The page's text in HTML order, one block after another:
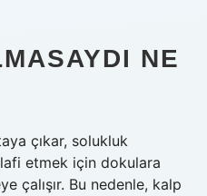
NE
çıkar, solukluk
etmek için dokulara
çalışır. Bu nedenle, kalp